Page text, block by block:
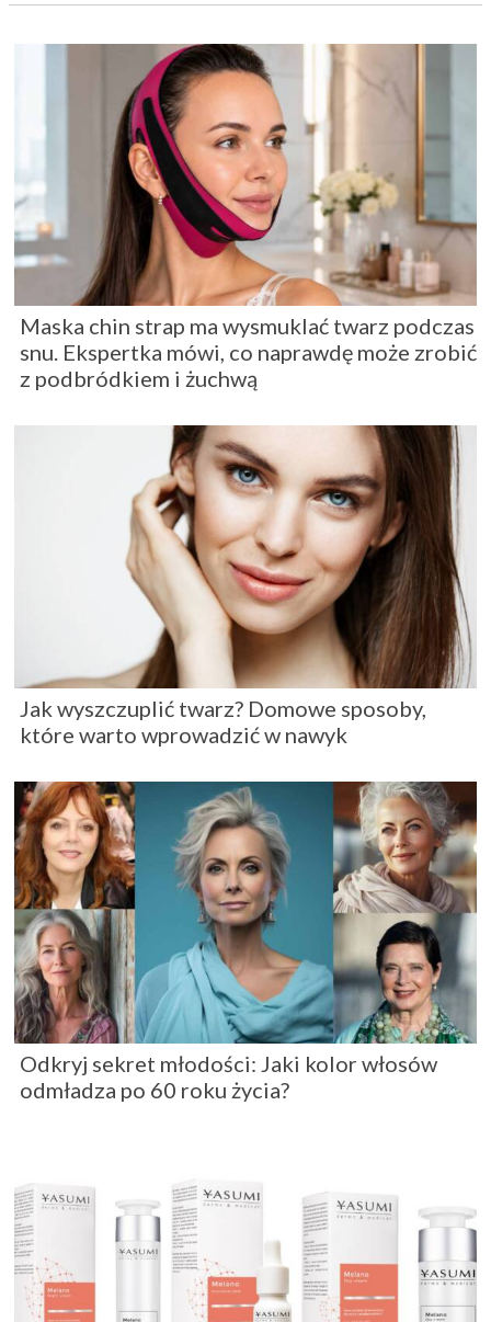
Maska chin strap ma wysmuklać twarz podczas
snu. Ekspertka mówi, co naprawdę może zrobić
z podbródkiem i żuchwą
Jak wyszczuplić twarz? Domowe sposoby,
które warto wprowadzić w nawyk
Odkryj sekret młodości: Jaki kolor włosów
odmładza po 60 roku życia?